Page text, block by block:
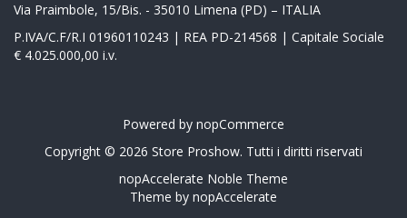
Via Praimbole, 15/Bis. - 35010 Limena (PD) – ITALIA
P.IVA/C.F/R.I 01960110243 | REA PD-214568 | Capitale Sociale
€ 4.025.000,00 i.v.
Powered by nopCommerce
Copyright © 2026 Store Proshow. Tutti i diritti riservati
nopAccelerate Noble Theme
Theme by nopAccelerate